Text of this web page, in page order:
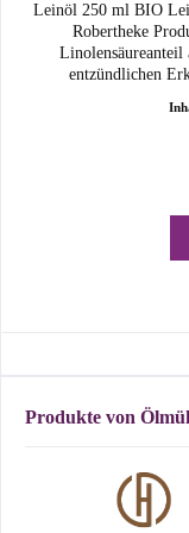
Leinöl 250 ml BIO
Robertheke
entzündlichen
Produkte von